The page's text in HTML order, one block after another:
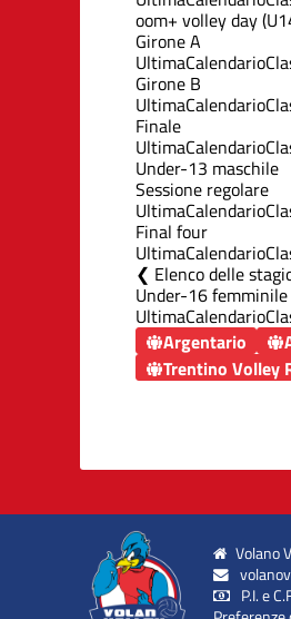
oom+ volley day
Girone A
UltimaCalendario
Girone B
UltimaCalendario
Finale
UltimaCalendario
Under-13 maschile
Sessione regolare
UltimaCalendario
Final four
UltimaCalendario
Elenco delle
Under-16
UltimaCalendario
Argentario
Trentino Volley
Volano
P.I. e